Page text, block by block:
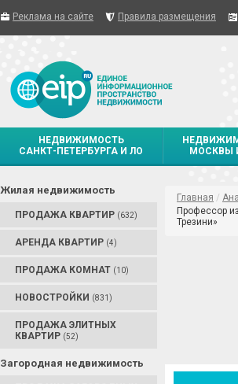
Реклама на сайте Правила размещения
НЕДВИЖИМОСТЬ
САНКТ-ПЕТЕРБУРГА И ЛО
МОСКВЫ
Жилая недвижимость
ПРОДАЖА КВАРТИР (632)
АРЕНДА КВАРТИР (4)
ПРОДАЖА КОМНАТ (10)
НОВОСТРОЙКИ (831)
ПРОДАЖА ЭЛИТНЫХ
КВАРТИР (52)
Загородная недвижимость
Главная /
Профессор
Трезини»